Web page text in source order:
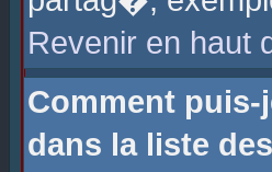
Revenir en haut
Comment
dans la liste